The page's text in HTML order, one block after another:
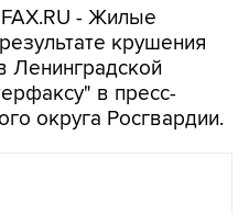
- Жилые
крушения
Ленинградской
в пресс-
округа Росгвардии.